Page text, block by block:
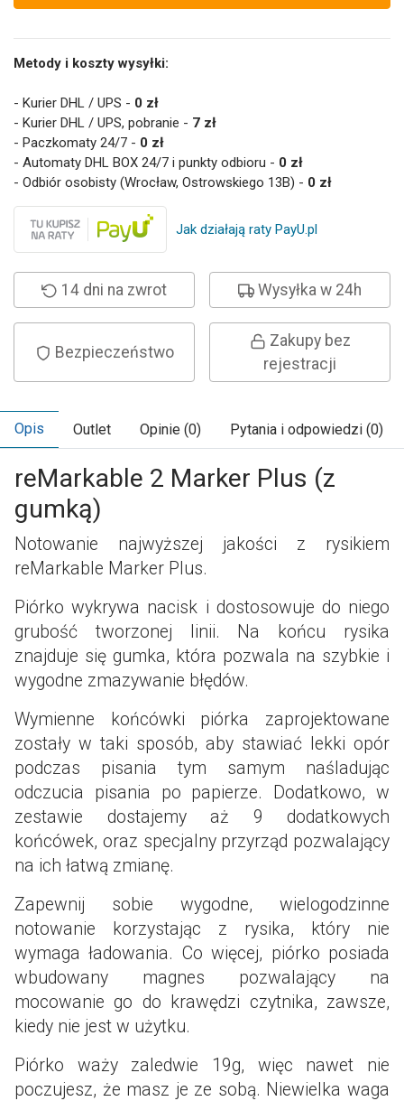
Metody i koszty wysyłki:
- Kurier DHL / UPS - 0 zł
- Kurier DHL / UPS, pobranie - 7 zł
- Paczkomaty 24/7 - 0 zł
- Automaty DHL BOX 24/7 i punkty odbioru - 0 zł
- Odbiór osobisty (Wrocław, Ostrowskiego 13B) - 0 zł
Jak działają raty PayU.pl
14 dni na zwrot Wysyłka w 24h
Bezpieczeństwo
Zakupy bez
rejestracji
Opis Outlet Opinie (0) Pytania i odpowiedzi (0)
reMarkable 2 Marker Plus (z
gumką)
Notowanie najwyższej jakości z rysikiem
reMarkable Marker Plus.
Piórko wykrywa nacisk i dostosowuje do niego
grubość tworzonej linii. Na końcu rysika
znajduje się gumka, która pozwala na szybkie i
wygodne zmazywanie błędów.
Wymienne końcówki piórka zaprojektowane
zostały w taki sposób, aby stawiać lekki opór
podczas pisania tym samym naśladując
odczucia pisania po papierze. Dodatkowo, w
zestawie dostajemy aż 9 dodatkowych
końcówek, oraz specjalny przyrząd pozwalający
na ich łatwą zmianę.
Zapewnij sobie wygodne, wielogodzinne
notowanie korzystając z rysika, który nie
wymaga ładowania. Co więcej, piórko posiada
wbudowany magnes pozwalający na
mocowanie go do krawędzi czytnika, zawsze,
kiedy nie jest w użytku.
Piórko waży zaledwie 19g, więc nawet nie
poczujesz, że masz je ze sobą. Niewielka waga